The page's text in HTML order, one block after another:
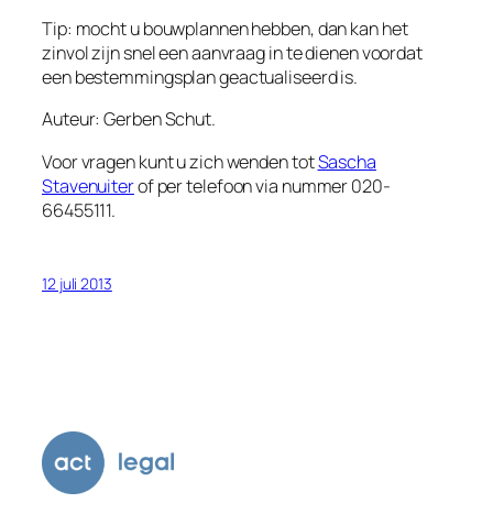
Tip: mocht u bouwplannen hebben, dan kan het
zinvol zijn snel een aanvraag in te dienen voordat
een bestemmingsplan geactualiseerd is.
Auteur: Gerben Schut.
Voor vragen kunt u zich wenden totSascha
Stavenuiterof per telefoon via nummer 020-
66455111.
12 juli 2013